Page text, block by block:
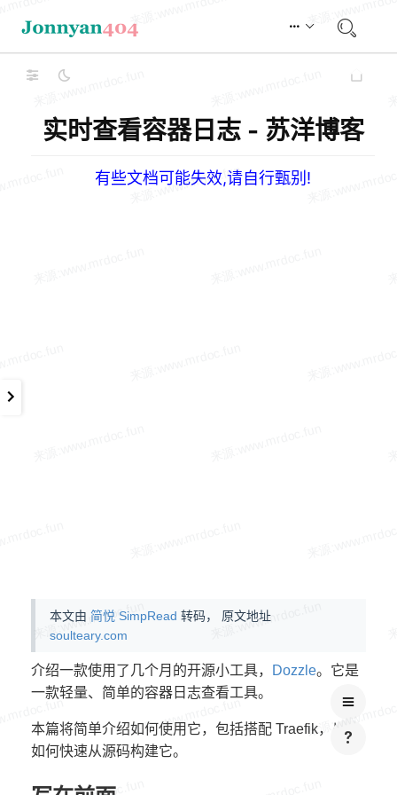
实时查看容器日志 - 苏洋博客
有些文档可能失效,请自行甄别!
本文由 简悦 SimpRead 转码， 原文地址
soulteary.com
介绍一款使用了几个月的开源小工具， Dozzle。它是
一款轻量、简单的容器日志查看工具。
本篇将简单介绍如何使用它，包括搭配 Traefik，以及
如何快速从源码构建它。